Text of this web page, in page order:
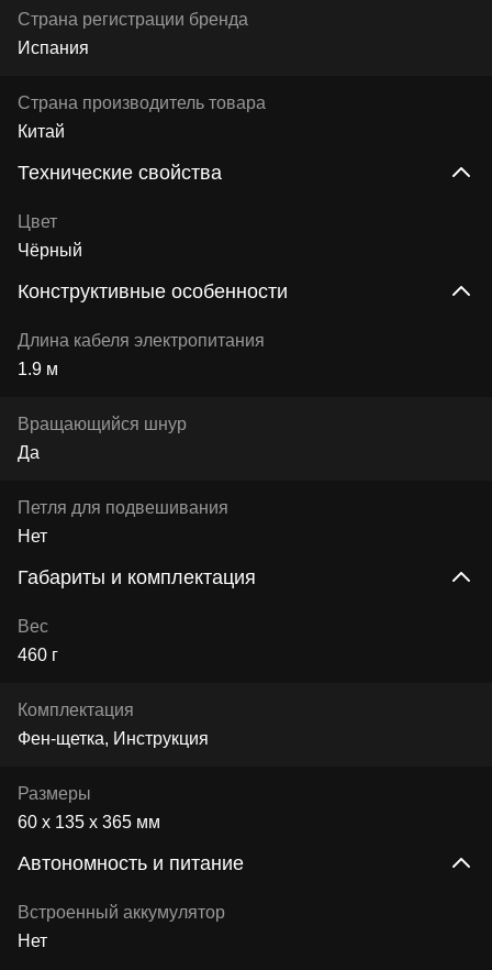
Страна регистрации бренда
Испания
Страна производитель товара
Китай
Технические свойства
Цвет
Чёрный
Конструктивные особенности
Длина кабеля электропитания
1.9 м
Вращающийся шнур
Да
Петля для подвешивания
Нет
Габариты и комплектация
Вес
460 г
Комплектация
Фен-щетка, Инструкция
Размеры
60 x 135 x 365 мм
Автономность и питание
Встроенный аккумулятор
Нет